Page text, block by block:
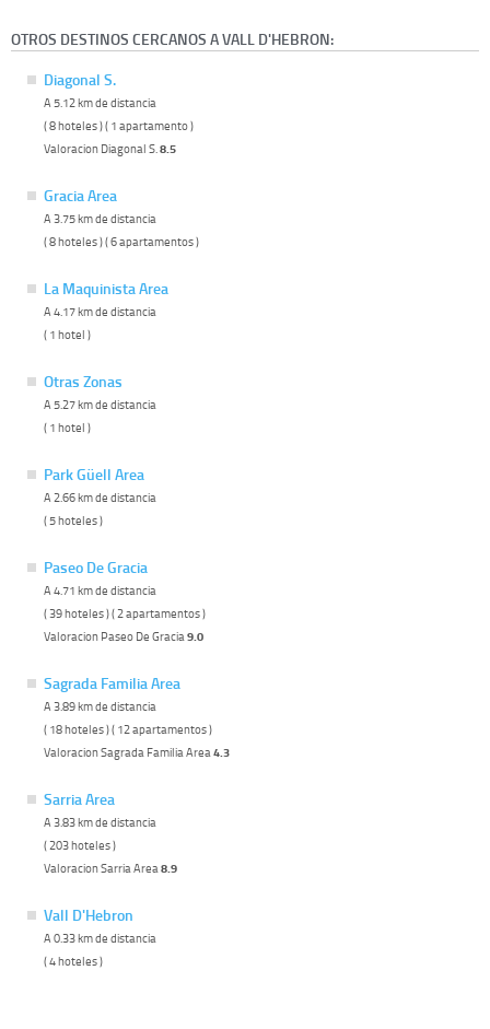
OTROS DESTINOS CERCANOS A VALL D'HEBRON:
Diagonal S.
A 5.12 km de distancia
( 8 hoteles ) ( 1 apartamento )
Valoracion Diagonal S. 8.5
Gracia Area
A 3.75 km de distancia
( 8 hoteles ) ( 6 apartamentos )
La Maquinista Area
A 4.17 km de distancia
( 1 hotel )
Otras Zonas
A 5.27 km de distancia
( 1 hotel )
Park Güell Area
A 2.66 km de distancia
( 5 hoteles )
Paseo De Gracia
A 4.71 km de distancia
( 39 hoteles ) ( 2 apartamentos )
Valoracion Paseo De Gracia 9.0
Sagrada Familia Area
A 3.89 km de distancia
( 18 hoteles ) ( 12 apartamentos )
Valoracion Sagrada Familia Area 4.3
Sarria Area
A 3.83 km de distancia
( 203 hoteles )
Valoracion Sarria Area 8.9
Vall D'Hebron
A 0.33 km de distancia
( 4 hoteles )